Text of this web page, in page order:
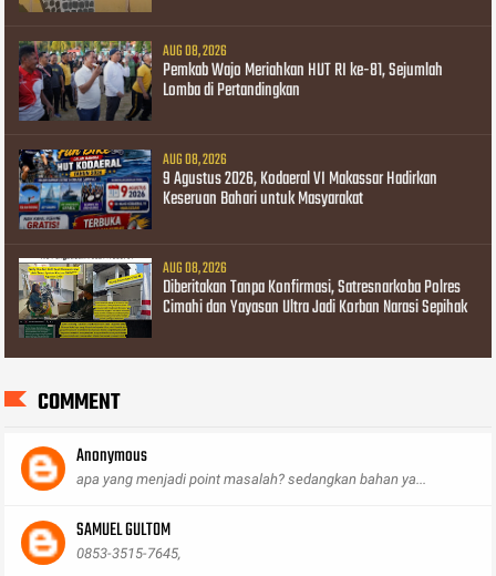
AUG 08, 2026
Pemkab Wajo Meriahkan HUT RI ke-81, Sejumlah
Lomba di Pertandingkan
AUG 08, 2026
9 Agustus 2026, Kodaeral VI Makassar Hadirkan
Keseruan Bahari untuk Masyarakat
AUG 08, 2026
Diberitakan Tanpa Konfirmasi, Satresnarkoba Polres
Cimahi dan Yayasan Ultra Jadi Korban Narasi Sepihak
COMMENT
Anonymous
apa yang menjadi point masalah? sedangkan bahan ya...
SAMUEL GULTOM
0853-3515-7645,